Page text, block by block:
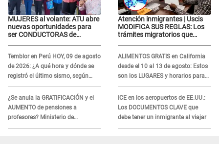
MUJERES al volante: ATU abre
nuevas oportunidades para
ser CONDUCTORAS de
Temblor en Perú HOY, 09 de agosto
de 2026: ¿A qué hora y dónde se
registró el último sismo, según
IGP?
¿Se anula la GRATIFICACIÓN y el
AUMENTO de pensiones a
profesores? Ministerio de
Economía acudirá al TC por
Atención inmigrantes | Uscis
MODIFICA SUS REGLAS: Los
trámites migratorios que
ALIMENTOS GRATIS en California
desde el 10 al 13 de agosto: Estos
son los LUGARES y horarios para
recibir la ayuda
ICE en los aeropuertos de EE.UU.:
Los DOCUMENTOS CLAVE que
debe tener un inmigrante al viajar